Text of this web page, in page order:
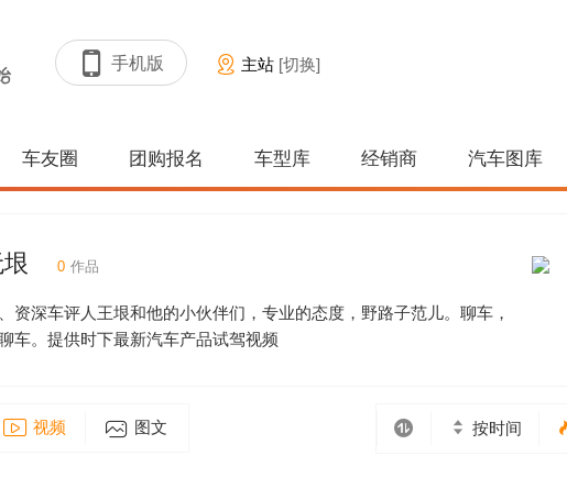
手机版 主站 [切换]
车友圈 团购报名 车型库 经销商 汽车图库
0 作品
资深车评人王垠和他的小伙伴们，专业的态度，野路子范儿。聊车，
车。提供时下最新汽车产品试驾视频
视频 图文 按时间